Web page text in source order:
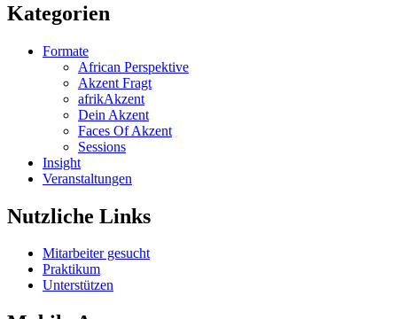
Kategorien
Formate
African Perspektive
Akzent Fragt
afrikAkzent
Dein Akzent
Faces Of Akzent
Sessions
Insight
Veranstaltungen
Nutzliche Links
Mitarbeiter gesucht
Praktikum
Unterstützen